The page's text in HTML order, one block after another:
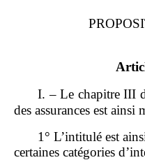
I. – Le chapitre III
des assurances est ainsi
1° L’intitulé est
certaines catégories